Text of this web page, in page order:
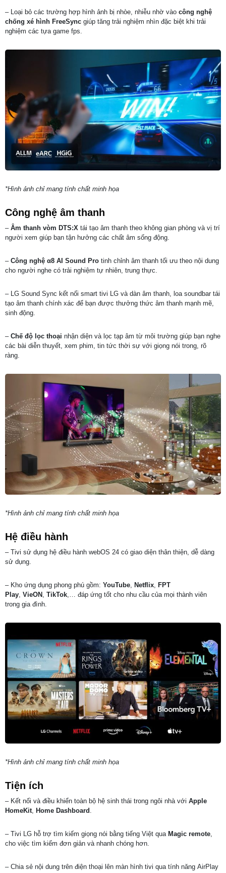
– Loại bỏ các trường hợp hình ảnh bị nhòe, nhiễu nhờ vào công nghệ
chống xé hình FreeSync giúp tăng trải nghiệm nhìn đặc biệt khi trải
nghiệm các tựa game fps.
*Hình ảnh chỉ mang tính chất minh họa
Công nghệ âm thanh
–Âm thanh vòm DTS:X tái tạo âm thanh theo không gian phòng và vị trí
người xem giúp bạn tận hưởng các chất âm sống động.
– Công nghệ α8 AI Sound Pro tinh chỉnh âm thanh tối ưu theo nội dung
cho người nghe có trải nghiệm tự nhiên, trung thực.
– LG Sound Sync kết nối smart tivi LG và dàn âm thanh, loa soundbar tái
tạo âm thanh chính xác để bạn được thưởng thức âm thanh mạnh mẽ,
sinh động.
–Chế độ lọc thoại nhận diện và lọc tạp âm từ môi trường giúp bạn nghe
các bài diễn thuyết, xem phim, tin tức thời sự với giọng nói trong, rõ
ràng.
*Hình ảnh chỉ mang tính chất minh họa
Hệ điều hành
– Tivi sử dụng hệ điều hành webOS 24 có giao diện thân thiện, dễ dàng
sử dụng.
– Kho ứng dụng phong phú gồm: YouTube Netflix FPT
Play VieON TikTok ,… đáp ứng tốt cho nhu cầu của mọi thành viên
trong gia đình.
*Hình ảnh chỉ mang tính chất minh họa
Tiện ích
– Kết nối và điều khiển toàn bộ hệ sinh thái trong ngôi nhà với Apple
HomeKit Home Dashboard
– Tivi LG hỗ trợ tìm kiếm giọng nói bằng tiếng Việt qua Magic remote
cho việc tìm kiếm đơn giản và nhanh chóng hơn.
– Chia sẻ nội dung trên điện thoại lên màn hình tivi qua tính năng AirPlay